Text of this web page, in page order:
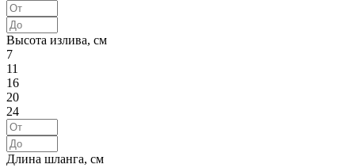
Высота излива, см
7
11
16
20
24
Длина шланга, см